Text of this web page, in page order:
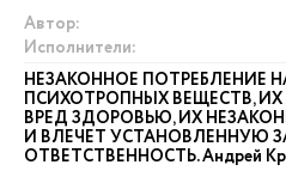
Автор:
Исполнители:
НЕЗАКОННОЕ ПОТРЕБЛЕНИЕ
ПСИХОТРОПНЫХ ВЕЩЕСТВ,
ВРЕД ЗДОРОВЬЮ, ИХ
И ВЛЕЧЕТ УСТАНОВЛЕННУЮ
ОТВЕТСТВЕННОСТЬ. Андрей